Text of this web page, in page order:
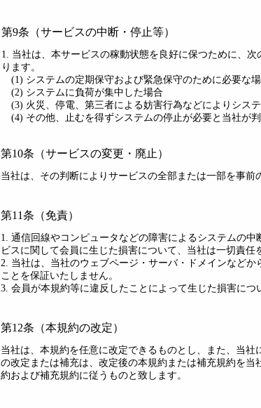
第9条（サービスの中断・停止等）
1. 当社は、本サービスの稼動状態を良好に保つために、
ります。
(1) システムの定期保守および緊急保守のために必要な
(2) システムに負荷が集中した場合
(3) 火災、停電、第三者による妨害行為などによりシス
(4) その他、止むを得ずシステムの停止が必要と当社が
第10条（サービスの変更・廃止）
当社は、その判断によりサービスの全部または一部を事前
第11条（免責）
1. 通信回線やコンピュータなどの障害によるシステムの
ビスに関して会員に生じた損害について、当社は一切責任
2. 当社は、当社のウェブページ・サーバ・ドメインなど
ことを保証いたしません。
3. 会員が本規約等に違反したことによって生じた損害につ
第12条（本規約の改定）
当社は、本規約を任意に改定できるものとし、また、当
の改定または補充は、改定後の本規約または補充規約を
約および補充規約に従うものと致します。